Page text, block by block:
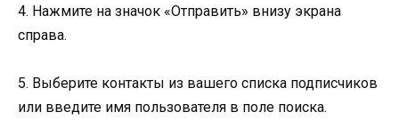
4. Нажмите на значок «Отправить» внизу экрана
справа.
5. Выберите контакты из вашего списка подписчиков
или введите имя пользователя в поле поиска.